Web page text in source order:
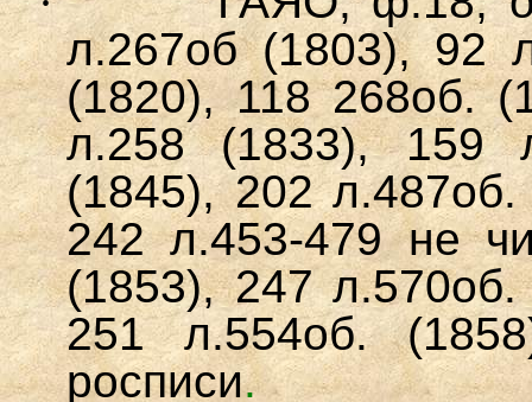
л.267об (1803), 92
(1820), 118 268об.
л.258(1833), 159
(1845), 202
242л.453-479 не
(1853), 247
251 л.554об.
росписи.